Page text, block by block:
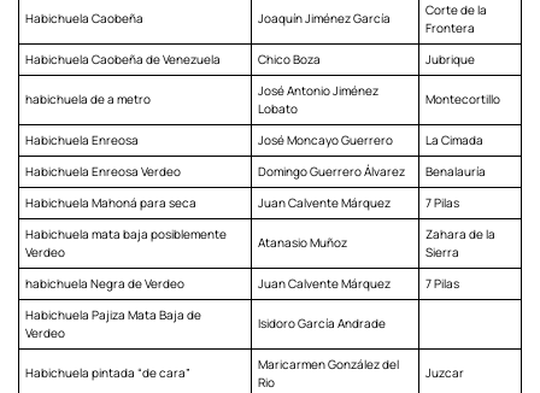
Habichuela Caobeña Joaquín Jiménez García
Corte de la
Frontera
Habichuela Caobeña de Venezuela
Chico Boza Jubrique
habichuela de a metro
José Antonio Jiménez
Lobato
Montecortillo
Habichuela Enreosa José Moncayo Guerrero
La Cimada
Habichuela Enreosa Verdeo
Domingo Guerrero Álvarez
Benalauría
Habichuela Mahoná para seca
Juan Calvente Márquez
7 Pilas
Habichuela mata baja posiblemente
Verdeo
Atanasio Muñoz
Zahara de la
Sierra
habichuela Negra de Verdeo
Juan Calvente Márquez
7 Pilas
Habichuela Pajiza Mata Baja de
Verdeo
Isidoro García Andrade
Habichuela pintada “de cara”
Maricarmen González del
Rio
Juzcar